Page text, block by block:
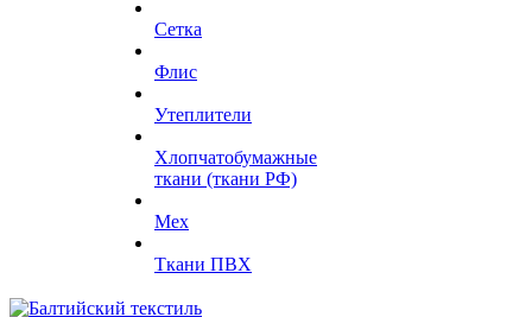
Сетка
Флис
Утеплители
Хлопчатобумажные
ткани (ткани РФ)
Мех
Ткани ПВХ